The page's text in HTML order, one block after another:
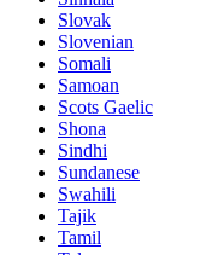
Slovak
Slovenian
Somali
Samoan
Scots Gaelic
Shona
Sindhi
Sundanese
Swahili
Tajik
Tamil